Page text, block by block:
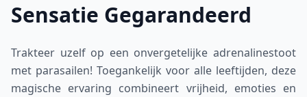
Sensatie Gegarandeerd
Trakteer uzelf op een onvergetelijke adrenalinestoot
met parasailen! Toegankelijk voor alle leeftijden, deze
magische ervaring combineert vrijheid, emoties en